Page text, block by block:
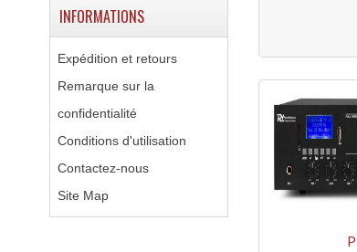
INFORMATIONS
Expédition et retours
Remarque sur la
confidentialité
Conditions d'utilisation
Contactez-nous
Site Map